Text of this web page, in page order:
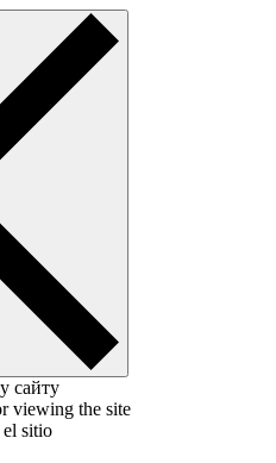
сайту
viewing the site
sitio